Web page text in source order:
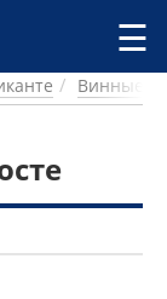
☰
Винные